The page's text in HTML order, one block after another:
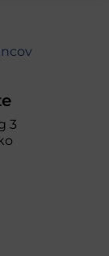
3